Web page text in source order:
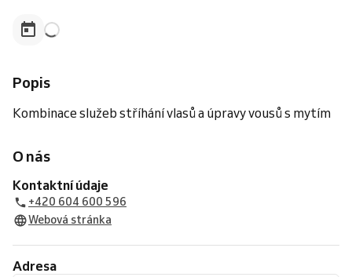
Popis
Kombinace služeb stříhání vlasů a úpravy vousů s mytím
O nás
Kontaktní údaje
+420 604 600 596
Webová stránka
Adresa